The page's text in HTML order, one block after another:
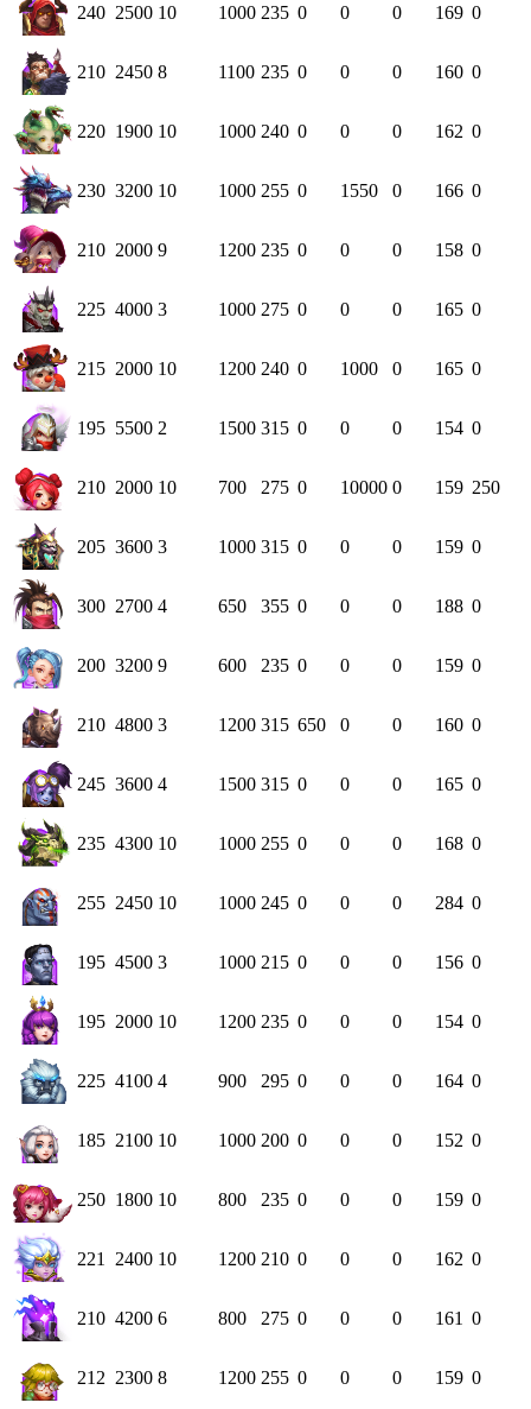
240 2500 10 1000 235 0 0 0 169 0
210 2450 8 1100 235 0 0 0 160 0
220 1900 10 1000 240 0 0 0 162 0
230 3200 10 1000 255 0 1550 0 166 0
210 2000 9 1200 235 0 0 0 158 0
225 4000 3 1000 275 0 0 0 165 0
215 2000 10 1200 240 0 1000 0 165 0
195 5500 2 1500 315 0 0 0 154 0
210 2000 10 700 275 0 10000 0 159 250
205 3600 3 1000 315 0 0 0 159 0
300 2700 4 650 355 0 0 0 188 0
200 3200 9 600 235 0 0 0 159 0
210 4800 3 1200 315 650 0 0 160 0
245 3600 4 1500 315 0 0 0 165 0
235 4300 10 1000 255 0 0 0 168 0
255 2450 10 1000 245 0 0 0 284 0
195 4500 3 1000 215 0 0 0 156 0
195 2000 10 1200 235 0 0 0 154 0
225 4100 4 900 295 0 0 0 164 0
185 2100 10 1000 200 0 0 0 152 0
250 1800 10 800 235 0 0 0 159 0
221 2400 10 1200 210 0 0 0 162 0
210 4200 6 800 275 0 0 0 161 0
212 2300 8 1200 255 0 0 0 159 0